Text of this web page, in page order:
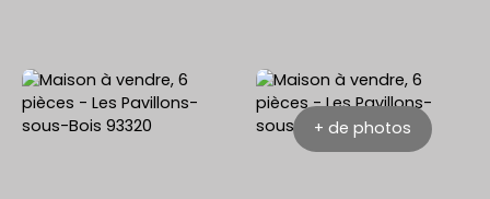
+ de photos